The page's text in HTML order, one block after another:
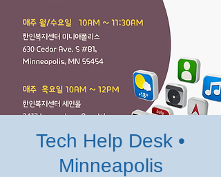
Tech Help Desk •
Minneapolis